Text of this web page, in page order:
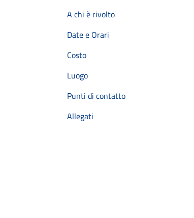
A chi è rivolto
Date e Orari
Costo
Luogo
Punti di contatto
Allegati